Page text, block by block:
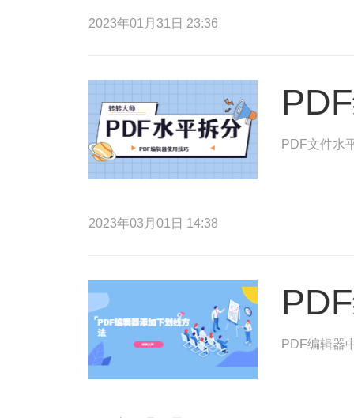
2023年01月31日 23:36
PDF文件水
2023年03月01日 14:38
PDF编辑器